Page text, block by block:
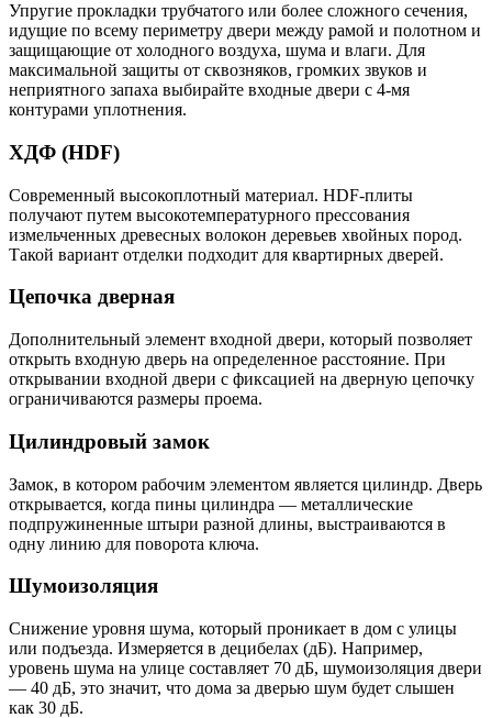
Упругие прокладки трубчатого или более сложного сечения,
идущие по всему периметру двери между рамой и полотном и
защищающие от холодного воздуха, шума и влаги. Для
максимальной защиты от сквозняков, громких звуков и
неприятного запаха выбирайте входные двери с 4-мя
контурами уплотнения.
ХДФ (HDF)
Современный высокоплотный материал. HDF-плиты
получают путем высокотемпературного прессования
измельченных древесных волокон деревьев хвойных пород.
Такой вариант отделки подходит для квартирных дверей.
Цепочка дверная
Дополнительный элемент входной двери, который позволяет
открыть входную дверь на определенное расстояние. При
открывании входной двери с фиксацией на дверную цепочку
ограничиваются размеры проема.
Цилиндровый замок
Замок, в котором рабочим элементом является цилиндр. Дверь
открывается, когда пины цилиндра — металлические
подпружиненные штыри разной длины, выстраиваются в
одну линию для поворота ключа.
Шумоизоляция
Снижение уровня шума, который проникает в дом с улицы
или подъезда. Измеряется в децибелах (дБ). Например,
уровень шума на улице составляет 70 дБ, шумоизоляция двери
— 40 дБ, это значит, что дома за дверью шум будет слышен
как 30 дБ.